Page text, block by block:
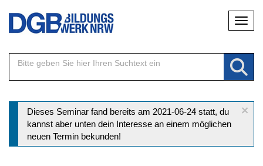
Direkt
Inhalt
×
Statusmeldung
Dieses Seminar fand bereits am 2021-06-24 statt, du
kannst aber unten dein Interesse an einem möglichen
neuen Termin bekunden!